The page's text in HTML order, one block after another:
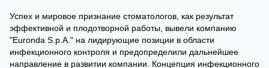
Успех и мировое признание стоматологов, как результат
эффективной и плодотворной работы, вывели компанию
"Euronda S.p.A." на лидирующие позиции в области
инфекционного контроля и предопределили дальнейшее
направление в развитии компании. Концепция инфекционного